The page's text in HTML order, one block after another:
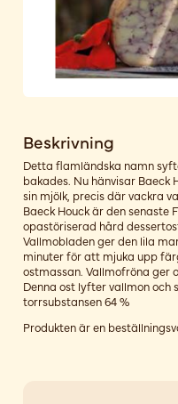
Beskrivning
Detta flamländska namn
bakades. Nu hänvisar
sin mjölk, precis där vackra
Baeck Houck är den senaste
opastöriserad hård
Vallmobladen ger den lila
minuter för att mjuka upp
ostmassan. Vallmofröna ger
Denna ost lyfter vallmon och
torrsubstansen 64 %
Produkten är en